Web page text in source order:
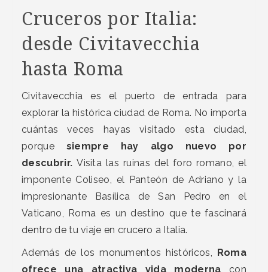
Cruceros por Italia:
desde Civitavecchia
hasta Roma
Civitavecchia es el puerto de entrada para
explorar la histórica ciudad de Roma. No importa
cuántas veces hayas visitado esta ciudad,
porque siempre hay algo nuevo por
descubrir.Visita las ruinas del foro romano, el
imponente Coliseo, el Panteón de Adriano y la
impresionante Basílica de San Pedro en el
Vaticano, Roma es un destino que te fascinará
dentro de tu viaje en crucero a Italia.
Además de los monumentos históricos, Roma
ofrece una atractiva vida moderna con